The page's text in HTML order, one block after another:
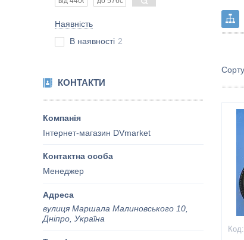
Наявність
В наявності 2
КОНТАКТИ
Інтернет-магазин DVmarket
Менеджер
вулиця Маршала Малиновського 10,
Дніпро, Україна